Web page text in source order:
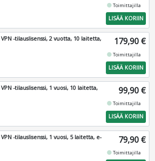
fiber_manual_recordToimittajilla
LISÄÄ KORIIN
VPN -tilauslisenssi, 2 vuotta, 10 laitetta,
179,90 €
fiber_manual_recordToimittajilla
LISÄÄ KORIIN
VPN -tilauslisenssi, 1 vuosi, 10 laitetta,
99,90 €
fiber_manual_recordToimittajilla
LISÄÄ KORIIN
VPN -tilauslisenssi, 1 vuosi, 5 laitetta, e-
79,90 €
fiber_manual_recordToimittajilla